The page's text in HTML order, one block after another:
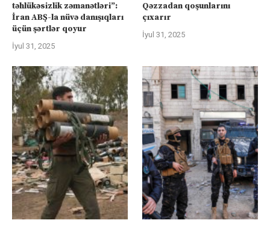
təhlükəsizlik zəmanətləri”:
İran ABŞ-la nüvə danışıqları
üçün şərtlər qoyur
İyul 31, 2025
Qəzzadan qoşunlarını
çıxarır
İyul 31, 2025